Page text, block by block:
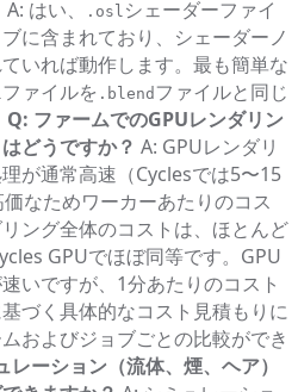
A: はい、 .osl シェーダーファイ
に含まれており、シェーダーノ
いれば動作します。最も簡単な
ファイルを .blend ファイルと同じ
Q: ファームでのGPUレンダリン
どうですか？ A: GPUレンダリ
が通常高速（Cyclesでは5〜15
なためワーカーあたりのコス
ング全体のコストは、ほとんど
GPUでほぼ同等です。GPU
いですが、1分あたりのコスト
づく具体的なコスト見積もりに
およびジョブごとの比較ができ
ーション（流体、煙、ヘア）